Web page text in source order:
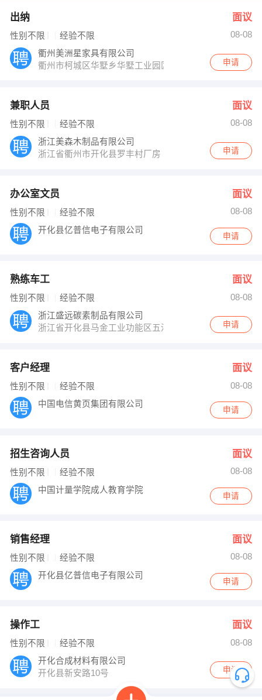
出纳 面议
性别不限 经验不限
08-08
衢州美洲星家具有限公司
衢州市柯城区华墅乡华墅工业园区
申请
兼职人员 面议
性别不限 经验不限
08-08
浙江美森木制品有限公司
浙江省衢州市开化县罗丰村厂房
申请
办公室文员 面议
性别不限 经验不限
08-08
开化县亿普信电子有限公司
申请
熟练车工 面议
性别不限 经验不限
08-08
浙江盛远碳素制品有限公司
浙江省开化县马金工业功能区五洋路一号
申请
客户经理 面议
性别不限 经验不限
08-08
中国电信黄页集团有限公司
申请
招生咨询人员 面议
性别不限 经验不限
08-08
中国计量学院成人教育学院
申请
销售经理 面议
性别不限 经验不限
08-08
开化县亿普信电子有限公司
申请
操作工 面议
性别不限 经验不限
08-08
开化合成材料有限公司
开化县新安路10号
申请